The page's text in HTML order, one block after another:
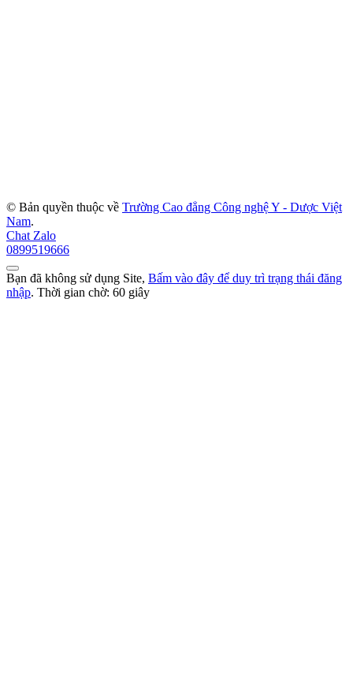
© Bản quyền thuộc về Trường Cao đẳng Công nghệ Y - Dược Việt
Nam.
Chat Zalo
0899519666
Bạn đã không sử dụng Site, Bấm vào đây để duy trì trạng thái đăng
nhập. Thời gian chờ: 60 giây